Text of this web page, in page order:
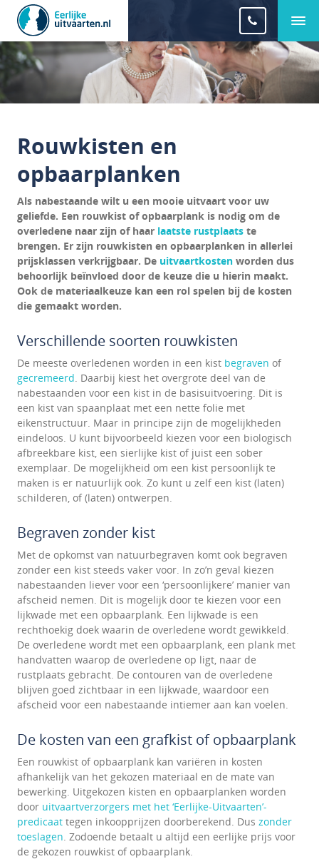
Rouwkisten en
opbaarplanken
Als nabestaande wilt u een mooie uitvaart voor uw
geliefde. Een rouwkist of opbaarplank is nodig om de
overledene naar zijn of haar laatste rustplaats te
brengen. Er zijn rouwkisten en opbaarplanken in allerlei
prijsklassen verkrijgbaar. De uitvaartkosten worden dus
behoorlijk beïnvloed door de keuze die u hierin maakt.
Ook de materiaalkeuze kan een rol spelen bij de kosten
die gemaakt worden.
Verschillende soorten rouwkisten
De meeste overledenen worden in een kist begraven of
gecremeerd . Daarbij kiest het overgrote deel van de
nabestaanden voor een kist in de basisuitvoering. Dit is
een kist van spaanplaat met een nette folie met
eikenstructuur. Maar in principe zijn de mogelijkheden
eindeloos. U kunt bijvoorbeeld kiezen voor een biologisch
afbreekbare kist, een sierlijke kist of juist een sober
exemplaar. De mogelijkheid om een kist persoonlijk te
maken is er natuurlijk ook. Zo kunt u zelf een kist (laten)
schilderen, of (laten) ontwerpen.
Begraven zonder kist
Met de opkomst van natuurbegraven komt ook begraven
zonder een kist steeds vaker voor. In zo’n geval kiezen
nabestaanden liever voor een ‘persoonlijkere’ manier van
afscheid nemen. Dit is mogelijk door te kiezen voor een
lijkwade met een opbaarplank. Een lijkwade is een
rechthoekig doek waarin de overledene wordt gewikkeld.
De overledene wordt met een opbaarplank, een plank met
handvatten waarop de overledene op ligt, naar de
rustplaats gebracht. De contouren van de overledene
blijven goed zichtbaar in een lijkwade, waardoor een
afscheid voor een nabestaande intiemer aan kan voelen.
De kosten van een grafkist of opbaarplank
Een rouwkist of opbaarplank kan variëren in kosten
afhankelijk van het gekozen materiaal en de mate van
bewerking. Uitgekozen kisten en opbaarplanken worden
door uitvaartverzorgers met het ‘Eerlijke-Uitvaarten’-
predicaat tegen inkoopprijzen doorberekend. Dus zonder
toeslagen . Zodoende betaalt u altijd een eerlijke prijs voor
de gekozen rouwkist of opbaarplank.